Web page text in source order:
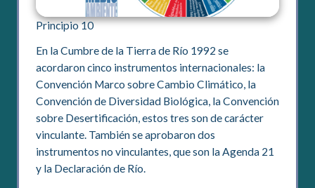
Principio 10
En la Cumbre de la Tierra de Río 1992 se
acordaron cinco instrumentos internacionales: la
Convención Marco sobre Cambio Climático, la
Convención de Diversidad Biológica, la Convención
sobre Desertificación, estos tres son de carácter
vinculante. También se aprobaron dos
instrumentos no vinculantes, que son la Agenda 21
y la Declaración de Río.